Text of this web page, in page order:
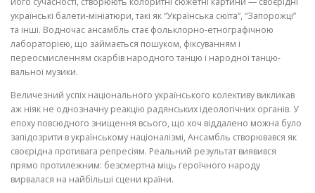
українські балети-мініатюри, та­кі як “Українська сюїта”, “Запорожці”
та інші. Водночас ансамбль стає фольклорно-етнографічною
лабораторією, що займається пошуком, фік­суванням і
переосмисленням скарбів народного танцю і народної танцю­
вальної музики.
Величезний успіх національного українського колективу викликав
аж ніяк не однозначну реакцію радянських ідеологічних органів. У
епоху повсюдного знищення всього, що хоч віддалено можна було
запідозрити в українському націоналізмі, Ансамбль створювався як
своєрідна проти­вага репресіям. Реальний результат виявився
прямо протилежним: без­смертна міць героїчного народу
вирвалася на найбільші сцени країни.